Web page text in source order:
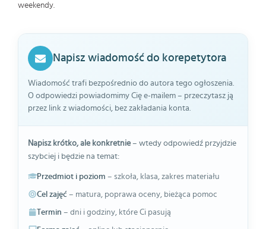
weekendy.
Napisz wiadomość do korepetytora
Wiadomość trafi bezpośrednio do autora tego ogłoszenia.
O odpowiedzi powiadomimy Cię e-mailem – przeczytasz ją
przez link z wiadomości, bez zakładania konta.
Napisz krótko, ale konkretnie– wtedy odpowiedź przyjdzie
szybciej i będzie na temat:
Przedmiot i poziom – szkoła, klasa, zakres materiału
Cel zajęć – matura, poprawa oceny, bieżąca pomoc
Termin – dni i godziny, które Ci pasują